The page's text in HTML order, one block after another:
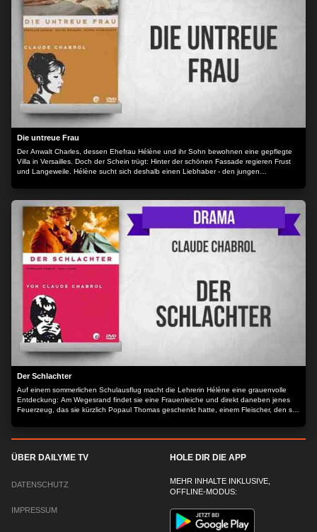
Die untreue Frau
Der Anwalt Charles, dessen Ehefrau Hélène und ihr Sohn bewohnen eine gepflegte
Villa in Versailles. Doch der Schein trügt: Hinter der schönen Fassade regieren Frust
und Langeweile. Hélène sucht sich deshalb einen Liebhaber - den jungen
kann seinen Zorn nicht zähmen und nimmt Rache...
Der Schlachter
Auf einem sommerlichen Schulausflug macht die Lehrerin Hélène eine grauenvolle
Entdeckung: Am Wegesrand findet sie eine Frauenleiche und direkt daneben jenes
Feuerzeug, das sie kürzlich Popaul Thomas geschenkt hatte, einem Fleischer, den sie
ÜBER DAILYME TV
DATENSCHUTZ
IMPRESSUM
HOLE DIR DIE APP
MEHR INHALTE INKLUSIVE,
OFFLINE-MODUS: